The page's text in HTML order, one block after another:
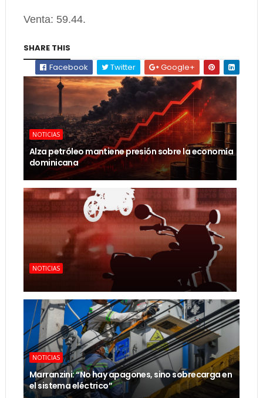
Venta: 59.44.
SHARE THIS
Facebook
Twitter Google+
NOTICIAS
Alza petróleo mantiene presión sobre la economía
dominicana
NOTICIAS
NOTICIAS
Marranzini: “No hay apagones, sino sobrecarga en
el sistema eléctrico”